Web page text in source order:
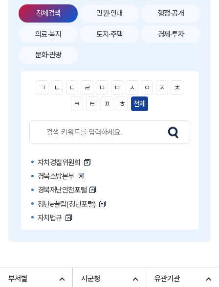
전체검색
ㄱ ㄴ ㄷ ㄹ ㅁ ㅂ ㅅ ㅇ ㅈ
ㅊ
ㅋ
ㅌ ㅍ ㅎ 전체
자치경찰위원회
경북소방본부
경북재난안전포털
청년e끌림(청년포털)
자치법규
고향사랑기부 아너스 클럽
민원·안내 행정·공개
의료·복지 토지·주택 경제·투자
문화·관광
부서별 시군청 유관기관